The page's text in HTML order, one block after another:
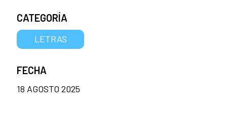
CATEGORÍA
LETRAS
FECHA
18 AGOSTO 2025